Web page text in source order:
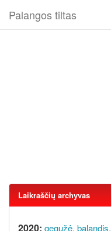
Palangos tiltas
Laikraščių archyvas
2020: gegužė, balandis,